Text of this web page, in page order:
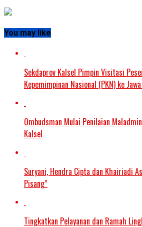
You may like
Sekdaprov Kalsel Pimpin Visitasi
Kepemimpinan Nasional (PKN) ke
Ombudsman Mulai Penilaian
Kalsel
Suryani, Hendra Cipta dan Khairiadi
Pisang”
Tingkatkan Pelayanan dan Ramah